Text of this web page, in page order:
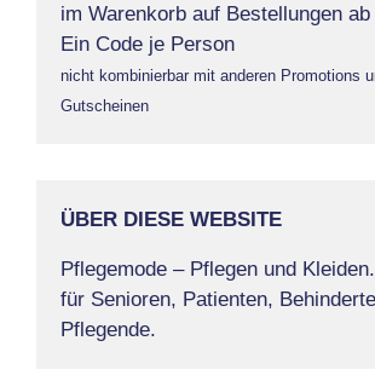
im Warenkorb auf Bestellungen ab
Ein Code je Person
nicht kombinierbar mit anderen Promotions
Gutscheinen
ÜBER DIESE WEBSITE
Pflegemode – Pflegen und
für Senioren, Patienten,
Pflegende.